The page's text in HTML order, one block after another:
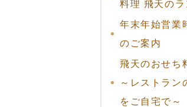
料理 飛天のラ
年末年始営業
のご案内
飛天のおせち
～レストラン
をご自宅で～